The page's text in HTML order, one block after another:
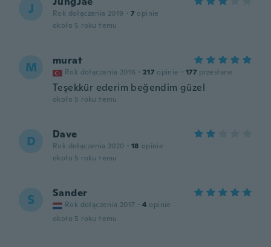
J Rok dołączenia 2019 · 7 opinie
około 5 roku temu
M murat
Rok dołączenia 2016 · 217 opinie · 177 przesłane
Teşekkür ederim beğendim güzel
około 5 roku temu
D Dave
Rok dołączenia 2020 · 18 opinie
około 5 roku temu
S Sander
Rok dołączenia 2017 · 4 opinie
około 5 roku temu